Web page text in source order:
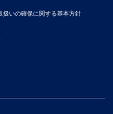
いの確保に関する基本方針